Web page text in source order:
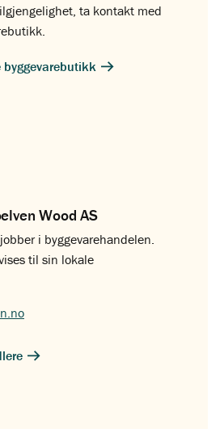
ta kontakt med
Wood AS
i byggevarehandelen.
til sin lokale